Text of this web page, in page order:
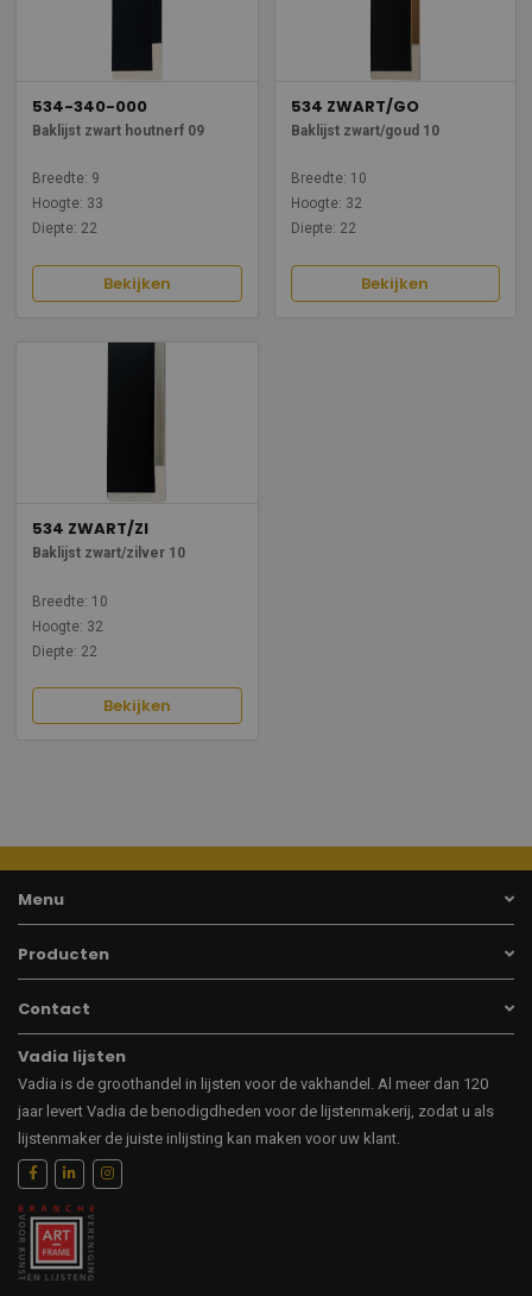
534-340-000
Baklijst zwart houtnerf 09
Breedte: 9
Hoogte: 33
Diepte: 22
Bekijken
534 ZWART/GO
Baklijst zwart/goud 10
Breedte: 10
Hoogte: 32
Diepte: 22
Bekijken
534 ZWART/ZI
Baklijst zwart/zilver 10
Breedte: 10
Hoogte: 32
Diepte: 22
Bekijken
Menu
Producten
Contact
Vadia lijsten
Vadia is de groothandel in lijsten voor de vakhandel. Al meer dan 120
jaar levert Vadia de benodigdheden voor de lijstenmakerij, zodat u als
lijstenmaker de juiste inlijsting kan maken voor uw klant.